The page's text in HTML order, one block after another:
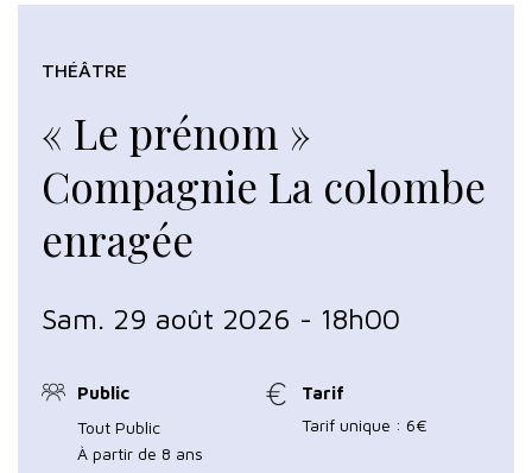
« Le prénom »
Compagnie La colombe
enragée
THÉÂTRE
Sam. 29 août 2026 - 18h00
Public
Tout Public
À partir de 8 ans
Tarif
Tarif unique : 6€